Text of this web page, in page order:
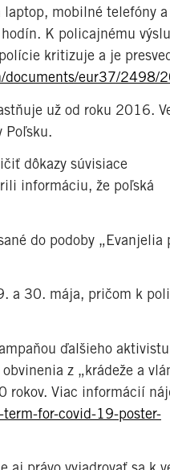
laptop, mobilné telefóny
K policajnému
kritizuje a je
documents/eur37/2498/
už od roku 2016.
Poľsku.
dôkazy súvisiace
informáciu, že poľská
do podoby „Evanjelia
a 30. mája, pričom k
ďalšieho
z „krádeže a
rokov. Viac informácií
for-covid-19-poster-